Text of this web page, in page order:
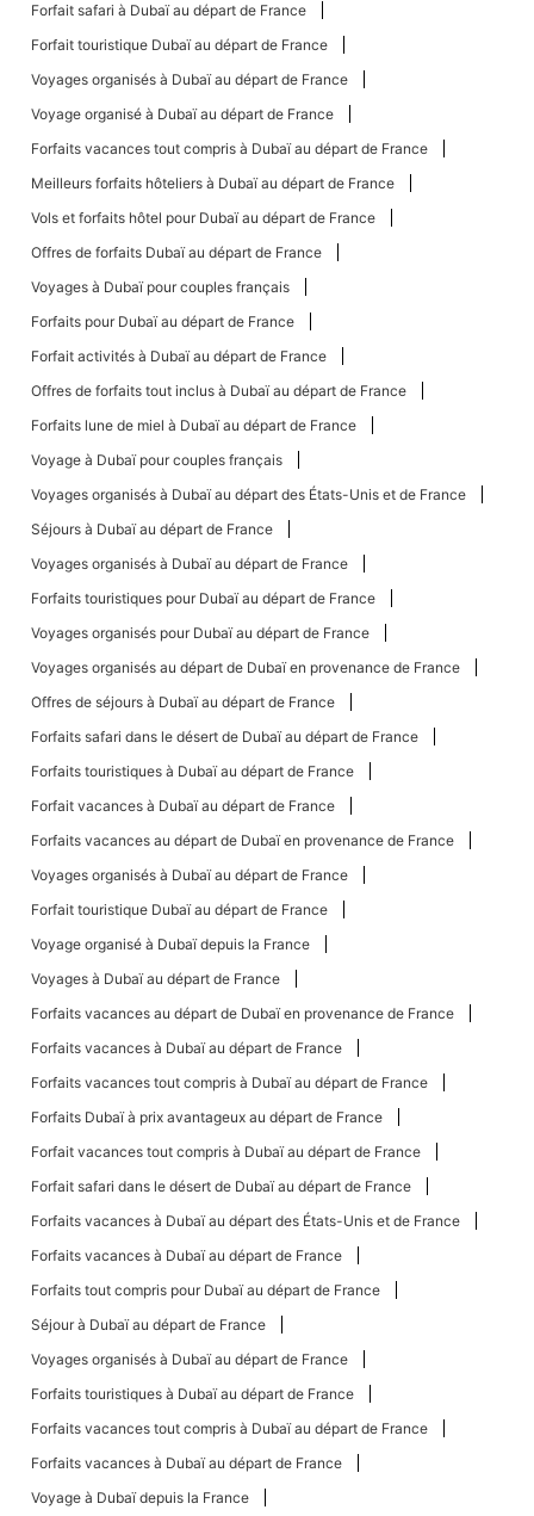
Forfait safari à Dubaï au départ de France
Forfait touristique Dubaï au départ de France
Voyages organisés à Dubaï au départ de France
Voyage organisé à Dubaï au départ de France
Forfaits vacances tout compris à Dubaï au départ de France
Meilleurs forfaits hôteliers à Dubaï au départ de France
Vols et forfaits hôtel pour Dubaï au départ de France
Offres de forfaits Dubaï au départ de France
Voyages à Dubaï pour couples français
Forfaits pour Dubaï au départ de France
Forfait activités à Dubaï au départ de France
Offres de forfaits tout inclus à Dubaï au départ de France
Forfaits lune de miel à Dubaï au départ de France
Voyage à Dubaï pour couples français
Voyages organisés à Dubaï au départ des États-Unis et de France
Séjours à Dubaï au départ de France
Voyages organisés à Dubaï au départ de France
Forfaits touristiques pour Dubaï au départ de France
Voyages organisés pour Dubaï au départ de France
Voyages organisés au départ de Dubaï en provenance de France
Offres de séjours à Dubaï au départ de France
Forfaits safari dans le désert de Dubaï au départ de France
Forfaits touristiques à Dubaï au départ de France
Forfait vacances à Dubaï au départ de France
Forfaits vacances au départ de Dubaï en provenance de France
Voyages organisés à Dubaï au départ de France
Forfait touristique Dubaï au départ de France
Voyage organisé à Dubaï depuis la France
Voyages à Dubaï au départ de France
Forfaits vacances au départ de Dubaï en provenance de France
Forfaits vacances à Dubaï au départ de France
Forfaits vacances tout compris à Dubaï au départ de France
Forfaits Dubaï à prix avantageux au départ de France
Forfait vacances tout compris à Dubaï au départ de France
Forfait safari dans le désert de Dubaï au départ de France
Forfaits vacances à Dubaï au départ des États-Unis et de France
Forfaits vacances à Dubaï au départ de France
Forfaits tout compris pour Dubaï au départ de France
Séjour à Dubaï au départ de France
Voyages organisés à Dubaï au départ de France
Forfaits touristiques à Dubaï au départ de France
Forfaits vacances tout compris à Dubaï au départ de France
Forfaits vacances à Dubaï au départ de France
Voyage à Dubaï depuis la France